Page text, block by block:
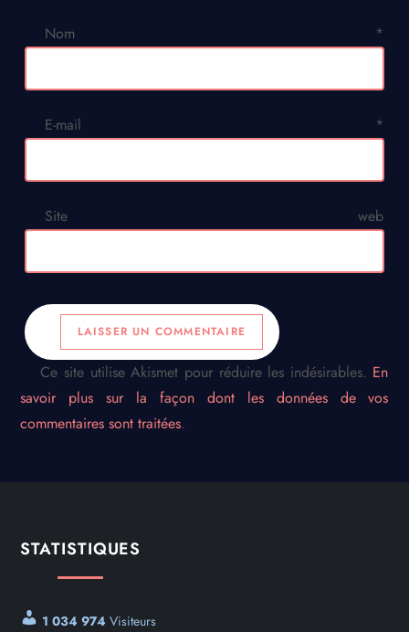
Nom *
E-mail *
Site web
Ce site utilise Akismet pour réduire les indésirables. En
savoir plus sur la façon dont les données de vos
commentaires sont traitées.
STATISTIQUES
1 034 974 Visiteurs